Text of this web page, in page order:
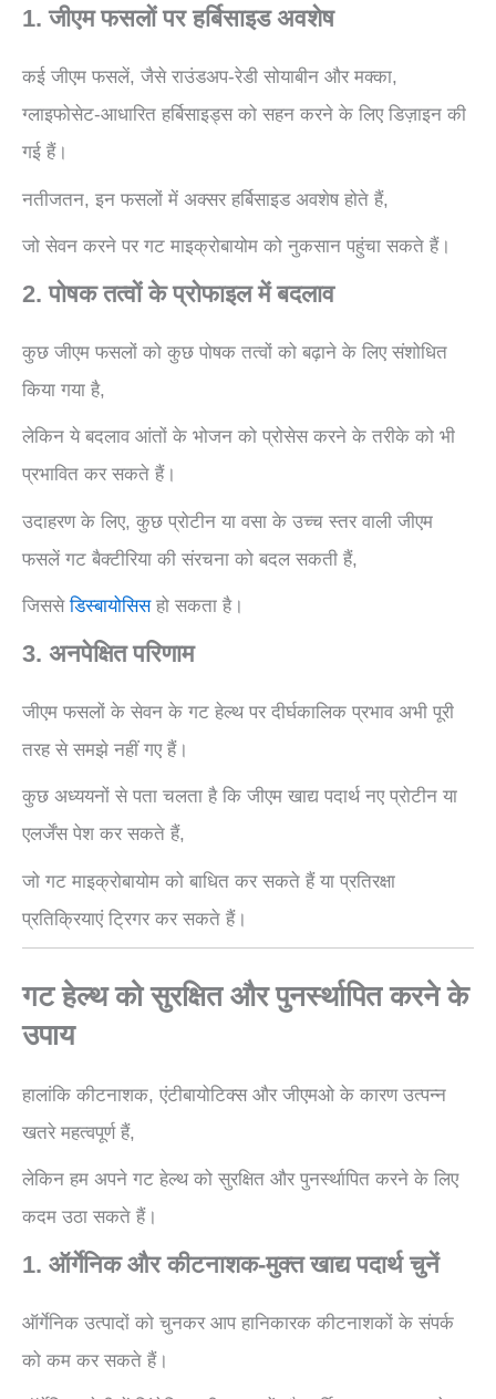
1. जीएम फसलों पर हर्बिसाइड अवशेष
कई जीएम फसलें, जैसे राउंडअप-रेडी सोयाबीन और मक्का,
ग्लाइफोसेट-आधारित हर्बिसाइड्स को सहन करने के लिए डिज़ाइन की
गई हैं।
नतीजतन, इन फसलों में अक्सर हर्बिसाइड अवशेष होते हैं,
जो सेवन करने पर गट माइक्रोबायोम को नुकसान पहुंचा सकते हैं।
2. पोषक तत्वों के प्रोफाइल में बदलाव
कुछ जीएम फसलों को कुछ पोषक तत्वों को बढ़ाने के लिए संशोधित
किया गया है,
लेकिन ये बदलाव आंतों के भोजन को प्रोसेस करने के तरीके को भी
प्रभावित कर सकते हैं।
उदाहरण के लिए, कुछ प्रोटीन या वसा के उच्च स्तर वाली जीएम
फसलें गट बैक्टीरिया की संरचना को बदल सकती हैं,
जिससेडिस्बायोसिसहो सकता है।
3. अनपेक्षित परिणाम
जीएम फसलों के सेवन के गट हेल्थ पर दीर्घकालिक प्रभाव अभी पूरी
तरह से समझे नहीं गए हैं।
कुछ अध्ययनों से पता चलता है कि जीएम खाद्य पदार्थ नए प्रोटीन या
एलर्जेंस पेश कर सकते हैं,
जो गट माइक्रोबायोम को बाधित कर सकते हैं या प्रतिरक्षा
प्रतिक्रियाएं ट्रिगर कर सकते हैं।
गट हेल्थ को सुरक्षित और पुनर्स्थापित करने के
उपाय
हालांकि कीटनाशक, एंटीबायोटिक्स और जीएमओ के कारण उत्पन्न
खतरे महत्वपूर्ण हैं,
लेकिन हम अपने गट हेल्थ को सुरक्षित और पुनर्स्थापित करने के लिए
कदम उठा सकते हैं।
1. ऑर्गेनिक और कीटनाशक-मुक्त खाद्य पदार्थ चुनें
ऑर्गेनिक उत्पादों को चुनकर आप हानिकारक कीटनाशकों के संपर्क
को कम कर सकते हैं।